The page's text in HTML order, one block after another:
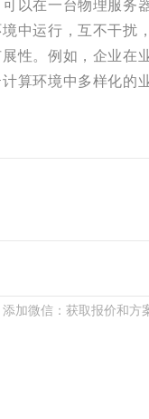
以在一台物理服
中运行，互不干
性。例如，企业
环境中多样化的
加微信：获取报价和方